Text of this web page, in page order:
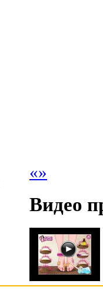
«»
Видео